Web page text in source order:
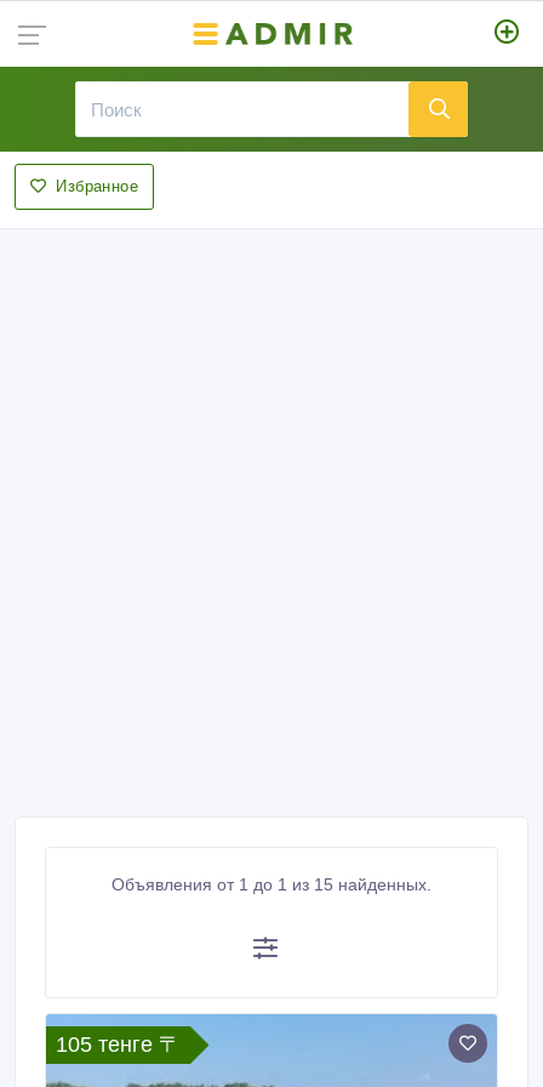
Избранное
Объявления от 1 до 1 из 15 найденных.
105 тенге 〒